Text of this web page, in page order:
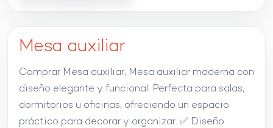
Mesa auxiliar
Comprar Mesa auxiliar, Mesa auxiliar moderna con
diseño elegante y funcional. Perfecta para salas,
dormitorios u oficinas, ofreciendo un espacio
práctico para decorar y organizar. ✅ Diseño